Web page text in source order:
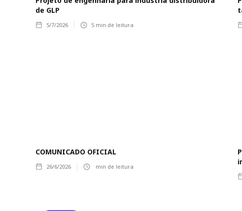
de GLP
5/7/2026 5 min de leitura
COMUNICADO OFICIAL
26/6/2026 min de leitura